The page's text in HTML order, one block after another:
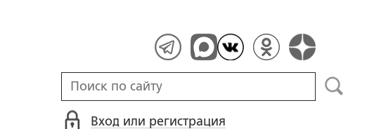
Вход или регистрация